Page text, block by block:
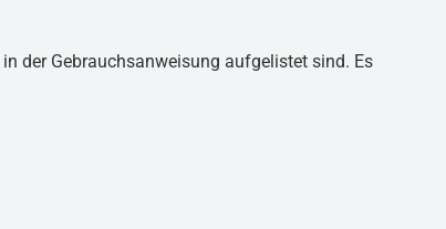
der Gebrauchsanweisung aufgelistet sind. Es